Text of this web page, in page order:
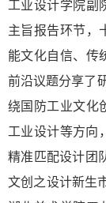
工业设计学院副
主旨报告环节，
能文化自信、传
前沿议题分享了
绕国防工业文化
工业设计等方向
精准匹配设计团
文创之设计新生